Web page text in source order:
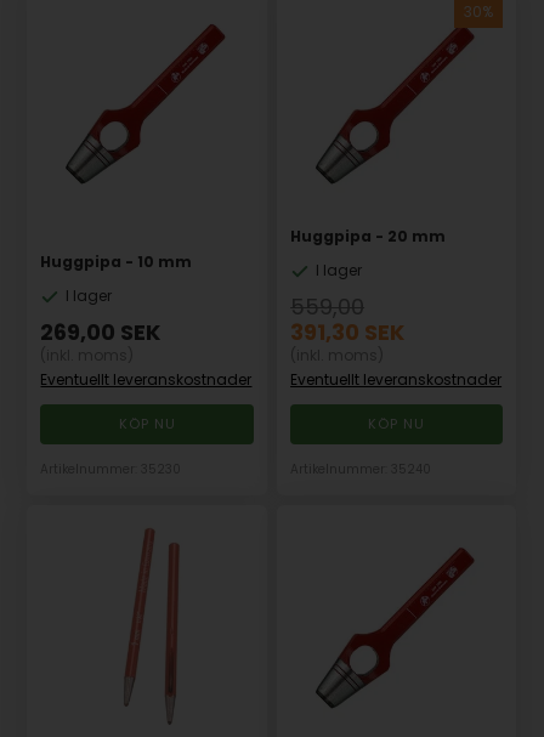
Huggpipa - 10 mm
I lager
269,00 SEK
Eventuellt leveranskostnader
Huggpipa - 20 mm
I lager
559,00
391,30 SEK
Eventuellt leveranskostnader